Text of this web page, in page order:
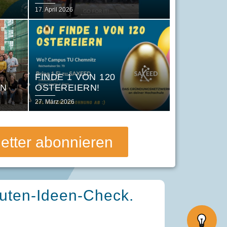
Posted
on
17. April 2026
FINDE 1 VON 120
OSTEREIERN!
Posted
on
27. März 2026
abonnieren
Ideen-Check.